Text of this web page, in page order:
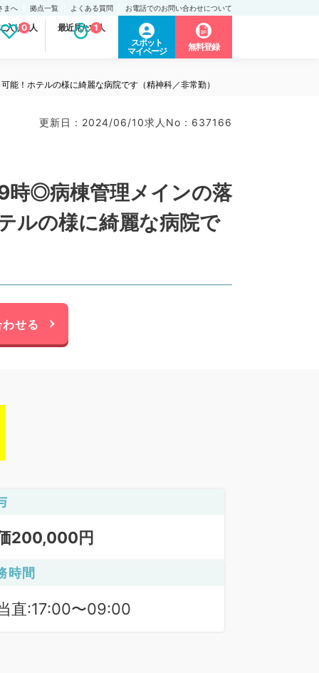
まへ 拠点一覧 よくある質問 お電話でのお問い合わせについて
入り求人
0 最近見た求人
1
スポット
マイページ
無料登録
！ホテルの様に綺麗な病院です（精神科／非常勤）
更新日 : 2024/06/10求人No : 637166
時◎病棟管理メインの落
ルの様に綺麗な病院で
せる
200,000円
時間
直:17:00〜09:00